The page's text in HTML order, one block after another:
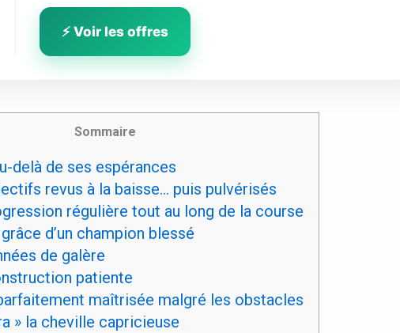
⚡ Voir les offres
Sommaire
delà de ses espérances
revus à la baisse… puis pulvérisés
régulière tout au long de la course
d’un champion blessé
de galère
patiente
maîtrisée malgré les obstacles
» la cheville capricieuse